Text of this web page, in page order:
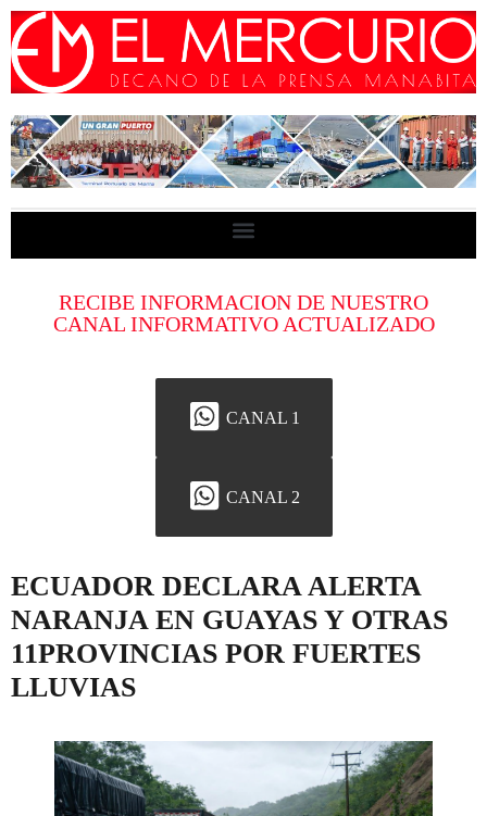
RECIBE INFORMACION DE NUESTRO
CANAL INFORMATIVO ACTUALIZADO
CANAL 1
CANAL 2
ECUADOR DECLARA ALERTA
NARANJA EN GUAYAS Y OTRAS
11PROVINCIAS POR FUERTES
LLUVIAS